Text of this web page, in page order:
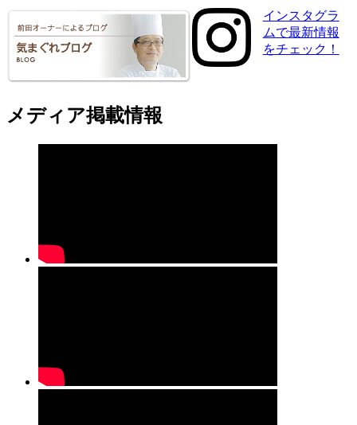
インスタグラ
ムで最新情報
をチェック！
メディア掲載情報